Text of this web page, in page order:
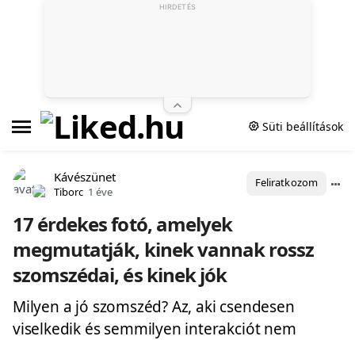
Süti beállítások
Kávészünet
Tiborc 1 éve
Feliratkozom
17 érdekes fotó, amelyek
megmutatják, kinek vannak rossz
szomszédai, és kinek jók
Milyen a jó szomszéd? Az, aki csendesen
viselkedik és semmilyen interakciót nem
HIRDETÉS